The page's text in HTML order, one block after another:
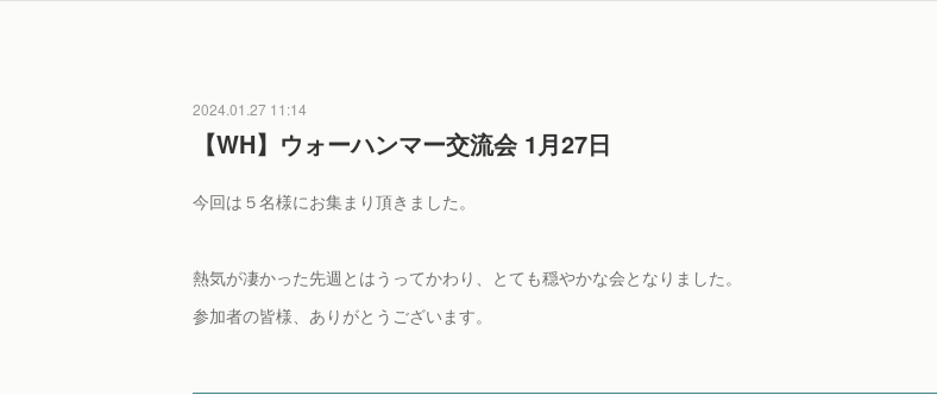
2024.01.27 11:14
【WH】ウォーハンマー交流会 1月27日
今回は５名様にお集まり頂きました。
熱気が凄かった先週とはうってかわり、とても穏やかな会となりました。
参加者の皆様、ありがとうございます。